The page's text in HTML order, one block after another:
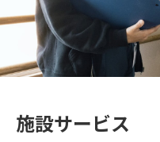
施設サービス